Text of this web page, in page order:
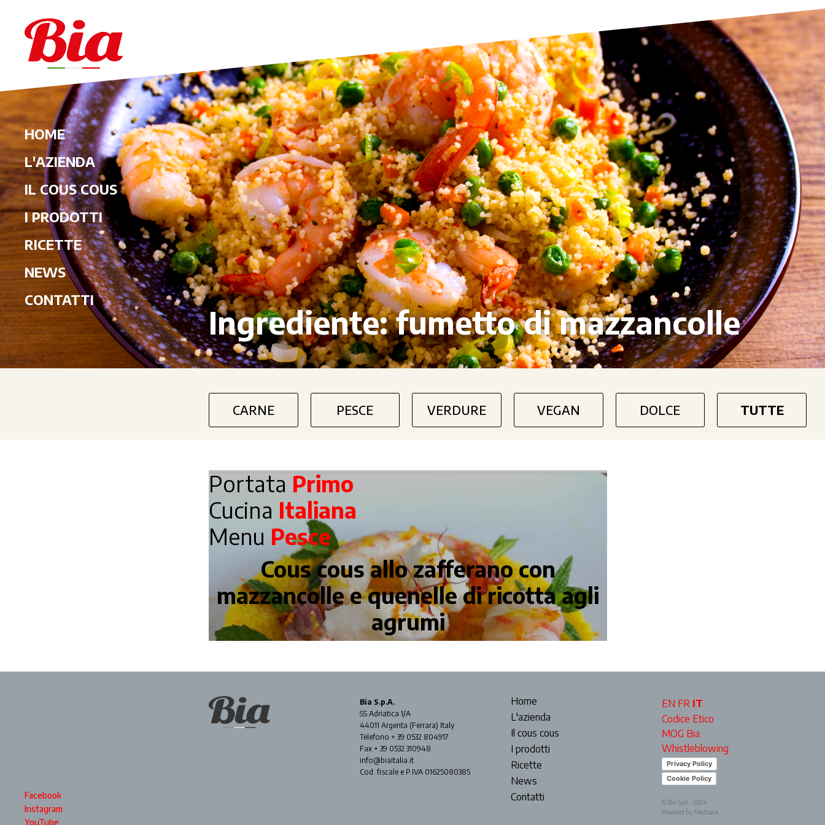
HOME
L'AZIENDA
IL COUS COUS
I PRODOTTI
RICETTE
NEWS
CONTATTI
Facebook
Instagram
YouTube
Ingrediente:fumetto di mazzancolle
CARNE PESCE VERDURE VEGAN DOLCE TUTTE
Portata Primo
Cucina Italiana
Menu Pesce
Cous cous allo zafferano con
mazzancolle e quenelle di ricotta agli
agrumi
Bia S.p.A.
SS Adriatica 1/A
44011 Argenta (Ferrara) Italy
Telefono + 39 0532 804917
Fax + 39 0532 310948
info@biaitalia.it
Cod. fiscale e P.IVA 01625080385
Home
L'azienda
Il cous cous
I prodotti
Ricette
News
Contatti
EN FR IT
Codice Etico
MOG Bia
Whistleblowing
Privacy Policy
Cookie Policy
© Bia SpA - 2024
Powered by Feedback